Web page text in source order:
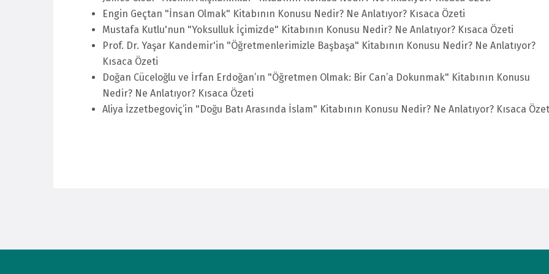
Engin Geçtan "İnsan Olmak" Kitabının Konusu Nedir? Ne Anlatıyor? Kısaca Özeti
Mustafa Kutlu'nun "Yoksulluk İçimizde" Kitabının Konusu Nedir? Ne Anlatıyor? Kısaca Özeti
Prof. Dr. Yaşar Kandemir'in "Öğretmenlerimizle Başbaşa" Kitabının Konusu Nedir? Ne Anlatıyor?
Kısaca Özeti
Doğan Cüceloğlu ve İrfan Erdoğan’ın "Öğretmen Olmak: Bir Can’a Dokunmak" Kitabının Konusu
Nedir? Ne Anlatıyor? Kısaca Özeti
Aliya İzzetbegoviç’in "Doğu Batı Arasında İslam" Kitabının Konusu Nedir? Ne Anlatıyor? Kısaca